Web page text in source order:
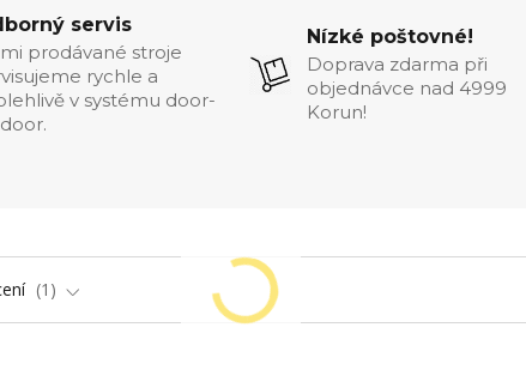
servis
prodávané stroje
rychle a
v systému door-
Nízké poštovné!
Doprava zdarma při
objednávce nad 4999
Korun!
1